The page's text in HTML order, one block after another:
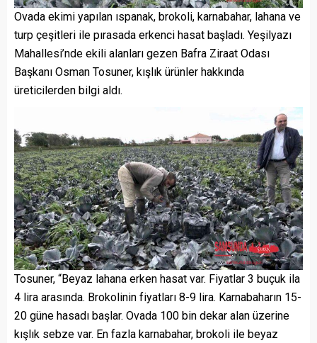
Ovada ekimi yapılan ıspanak, brokoli, karnabahar, lahana ve
turp çeşitleri ile pırasada erkenci hasat başladı. Yeşilyazı
Mahallesi’nde ekili alanları gezen Bafra Ziraat Odası
Başkanı Osman Tosuner, kışlık ürünler hakkında
üreticilerden bilgi aldı.
Tosuner, “Beyaz lahana erken hasat var. Fiyatlar 3 buçuk ila
4 lira arasında. Brokolinin fiyatları 8-9 lira. Karnabaharın 15-
20 güne hasadı başlar. Ovada 100 bin dekar alan üzerine
kışlık sebze var. En fazla karnabahar, brokoli ile beyaz